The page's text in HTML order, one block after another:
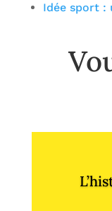
Idée sport :